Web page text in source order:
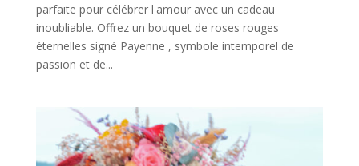
parfaite pour célébrer l'amour avec un cadeau
inoubliable. Offrez un bouquet de roses rouges
éternelles signé Payenne , symbole intemporel de
passion et de...